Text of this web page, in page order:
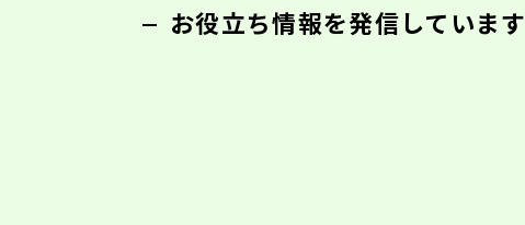
お役立ち情報を発信しています